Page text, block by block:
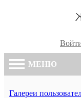
МЕНЮ
Галереи